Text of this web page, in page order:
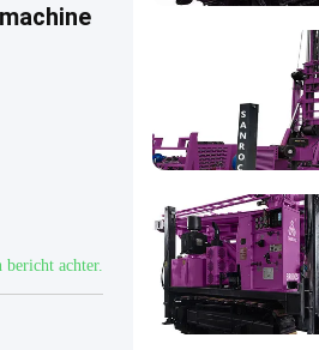
bericht achter.